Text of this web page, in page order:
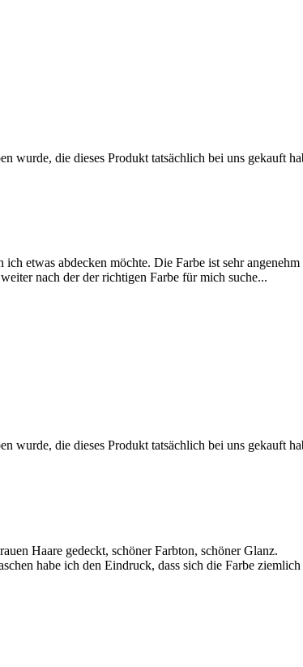
wurde, die dieses Produkt tatsächlich bei uns gekauft
etwas abdecken möchte. Die Farbe ist sehr
nach der der richtigen Farbe für mich suche...
wurde, die dieses Produkt tatsächlich bei uns gekauft
Haare gedeckt, schöner Farbton, schöner Glanz.
habe ich den Eindruck, dass sich die Farbe